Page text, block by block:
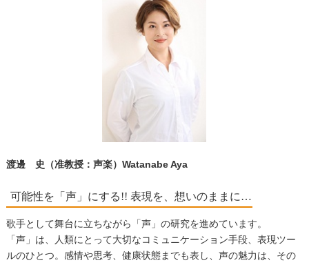
渡邊 史（准教授：声楽）Watanabe Aya
可能性を「声」にする!! 表現を、想いのままに…
歌手として舞台に立ちながら「声」の研究を進めています。
「声」は、人類にとって大切なコミュニケーション手段、表現ツー
ルのひとつ。感情や思考、健康状態までも表し、声の魅力は、その